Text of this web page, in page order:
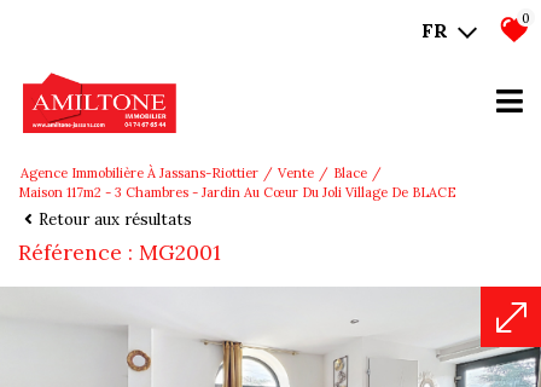
FR
0
Agence Immobilière À Jassans-Riottier Vente
Blace
Maison 117m2 - 3 Chambres - Jardin Au Cœur Du Joli Village De BLACE
Retour aux résultats
Référence : MG2001